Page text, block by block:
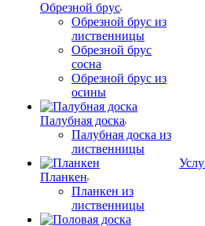
Обрезной брус
Обрезной брус из
лиственницы
Обрезной брус
сосна
Обрезной брус из
осины
Палубная доска
Палубная доска из
лиственницы
Планкен
Планкен из
лиственницы